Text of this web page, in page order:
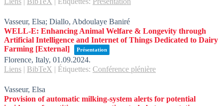
Vasseur, Elsa; Diallo, Abdoulaye Baniré
WELL-E: Enhancing Animal Welfare & Longevity through
Artificial Intelligence and Internet of Things Dedicated to Dairy
Farming [External] Présentation
Florence, Italy, 01.09.2024.
Liens | BibTeX | Étiquettes: Conférence plénière
Vasseur, Elsa
Provision of automatic milking-system alerts for potential